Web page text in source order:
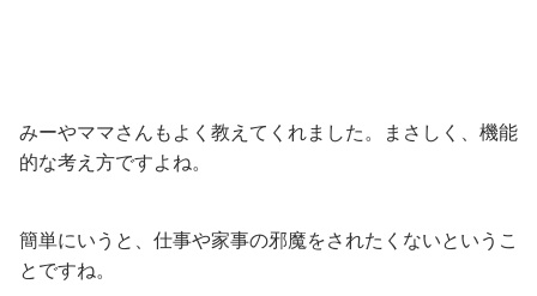
みーやママさんもよく教えてくれました。まさしく、機能
的な考え方ですよね。
簡単にいうと、仕事や家事の邪魔をされたくないというこ
とですね。